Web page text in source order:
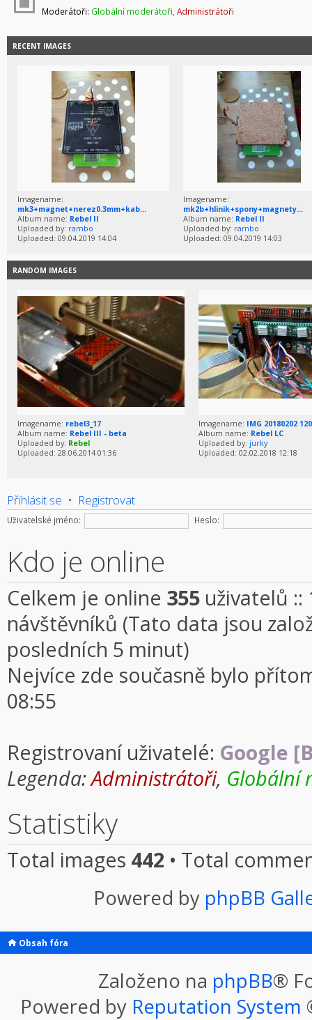
Moderátoři: Globální moderátoři Administrátoři
RECENT IMAGES
Imagename:
mk3+magnet+nerez0.3mm+kab...
Album name: Rebel II
Uploaded by: rambo
Uploaded: 09.04.2019 14:04
Imagename:
mk2b+hlinik+spony+magnety...
Album name: Rebel II
Uploaded by: rambo
Uploaded: 09.04.2019 14:03
RANDOM IMAGES
Imagename: rebel3_17
Album name: Rebel III - beta
Uploaded by: Rebel
Uploaded: 28.06.2014 01:36
Imagename: IMG 20180202
Album name: Rebel LC
Uploaded by: jurky
Uploaded: 02.02.2018 12:18
Přihlásit se • Registrovat
Uživatelské jméno: Heslo:
Kdo je online
Celkem je online 355 uživatelů ::
návštěvníků (Tato data jsou
posledních 5 minut)
Nejvíce zde současně bylo
08:55
Registrovaní uživatelé: Google
Legenda:Administrátoři, Globální
Statistiky
Total images 442 • Total
Powered by phpBB
Obsah fóra
Založeno na phpBB®
Powered by Reputation System